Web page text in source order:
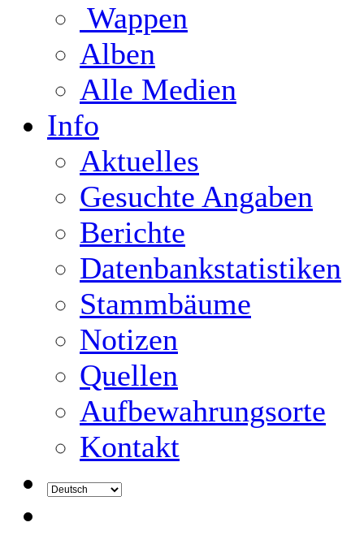
Wappen
Alben
Alle Medien
Info
Aktuelles
Gesuchte Angaben
Berichte
Datenbankstatistiken
Stammbäume
Notizen
Quellen
Aufbewahrungsorte
Kontakt